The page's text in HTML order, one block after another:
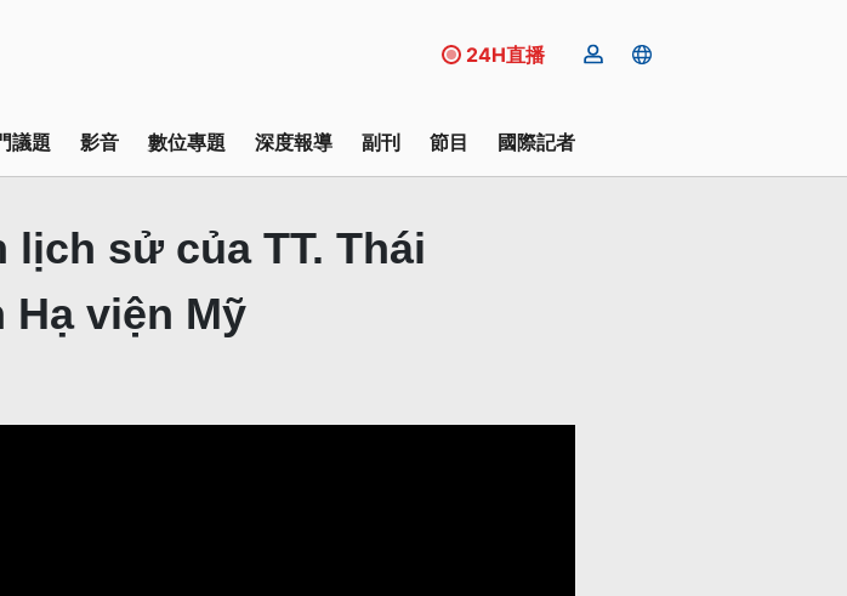
24H直播
議題 影音 數位專題 深度報導 副刊 節目 國際記者
sử của TT. Thái
Hạ viện Mỹ